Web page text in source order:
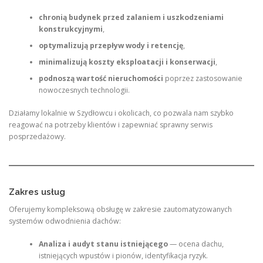
chronią budynek przed zalaniem i uszkodzeniami
konstrukcyjnymi,
optymalizują przepływ wody i retencję,
minimalizują koszty eksploatacji i konserwacji,
podnoszą wartość nieruchomości poprzez zastosowanie
nowoczesnych technologii.
Działamy lokalnie w Szydłowcu i okolicach, co pozwala nam szybko
reagować na potrzeby klientów i zapewniać sprawny serwis
posprzedażowy.
Zakres usług
Oferujemy kompleksową obsługę w zakresie zautomatyzowanych
systemów odwodnienia dachów:
Analiza i audyt stanu istniejącego— ocena dachu,
istniejących wpustów i pionów, identyfikacja ryzyk.